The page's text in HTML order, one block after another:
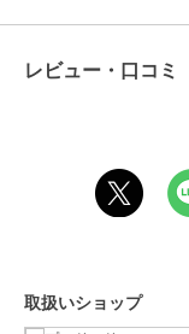
可能な限り実物に近い
は色味・仕様が異な
シンプルで凛々しい大
レビュー・口コミ
取扱いショップ